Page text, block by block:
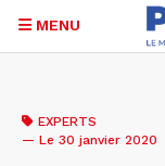
contenu
MENU
EXPERTS
— Le 30 janvier 2020